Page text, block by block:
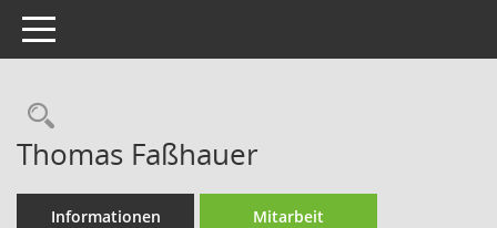
Toggle navigation
Rechercheauswahl
Thomas Faßhauer
Informationen Mitarbeit